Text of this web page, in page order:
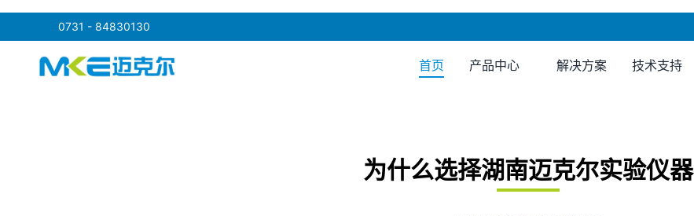
0731 - 84830130
首页 产品中心 解决方案 技术支持
为什么选择湖南迈克尔实验仪器